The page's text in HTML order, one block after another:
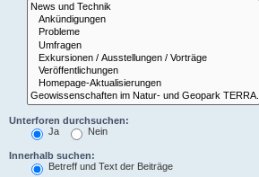
Unterforen durchsuchen:
Ja
Nein
Innerhalb suchen:
Betreff und Text der Beiträge